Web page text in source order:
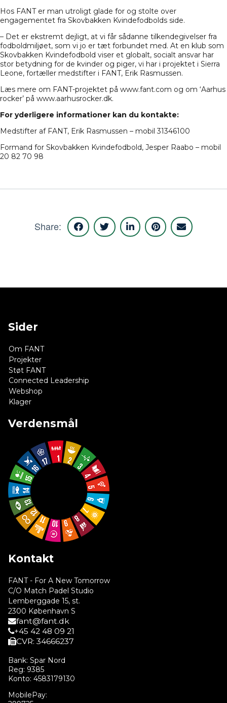
Hos FANT er man utroligt glade for og stolte over
engagementet fra Skovbakken Kvindefodbolds side.
– Det er ekstremt dejligt, at vi får sådanne tilkendegivelser fra
fodboldmiljøet, som vi jo er tæt forbundet med. At en klub som
Skovbakken Kvindefodbold viser et globalt, socialt ansvar har
stor betydning for de kvinder og piger, vi har i projektet i Sierra
Leone, fortæller medstifter i FANT, Erik Rasmussen.
Læs mere om FANT-projektet på www.fant.com og om ‘Aarhus
rocker’ på www.aarhusrocker.dk.
For yderligere informationer kan du kontakte:
Medstifter af FANT, Erik Rasmussen – mobil 31346100
Formand for Skovbakken Kvindefodbold, Jesper Raabo – mobil
20 82 70 98
Share:
Sider
Om FANT
Projekter
Støt FANT
Connected Leadership
Webshop
Klager
Verdensmål
Kontakt
FANT - For A New Tomorrow
C/O Match Padel Studio
Lemberggade 15, st.
2300 København S
fant@fant.dk
+45 42 48 09 21
CVR: 34666237
Bank: Spar Nord
Reg: 9385
Konto: 4583179130
MobilePay: